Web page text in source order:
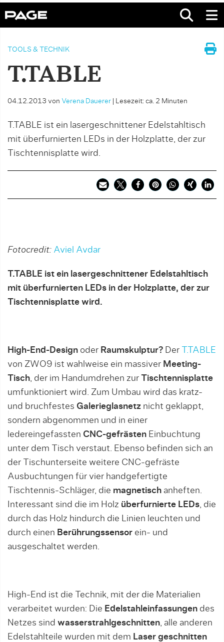
TOOLS & TECHNIK
T.TABLE
04.12.2013 von Verena Dauerer Lesezeit: ca. 2 Minuten
T.TABLE ist ein lasergeschnittener Edelstahltisch
mit überfurnierten LEDs in der Holzplatte, der zur
Tischtennisplatte wird.
Fotocredit: Aviel Avdar
T.TABLE ist ein lasergeschnittener Edelstahltisch
mit überfurnierten LEDs in der Holzplatte, der zur
Tischtennisplatte wird.
High-End-Design oder Raumskulptur? Der
T.TABLE
von ZWO9 ist wahlweise ein massiver Meeting-
Tisch, der im Handumdrehen zur Tischtennisplatte
umfunktioniert wird. Zum Umbau wird das kratz-
und bruchfestes Galerieglasnetz nicht geklappt,
sondern abgenommen und in einer
ledereingefassten CNC-gefrästen Einbuchtung
unter dem Tisch verstaut. Ebenso befinden sich an
der Tischunterseite weitere CNC-gefräste
Ausbuchtungen für vier handgefertigte
Tischtennis-Schläger, die magnetisch anheften.
Interessant sind die im Holz überfurnierte LEDs, die
durch das Holz hindurch die Linien leuchten und
durch einen Berührungssensor ein- und
ausgeschaltet werden.
High-End ist die Technik, mit der die Materialien
verarbeitet wurden: Die Edelstahleinfassungen des
Netzes sind wasserstrahlgeschnitten, alle anderen
Edelstahlteile wurden mit dem Laser geschnitten